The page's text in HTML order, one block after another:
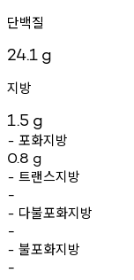
단백질
24.1 g
지방
1.5 g
- 포화지방
0.8 g
- 트랜스지방
-
- 다불포화지방
-
- 불포화지방
-